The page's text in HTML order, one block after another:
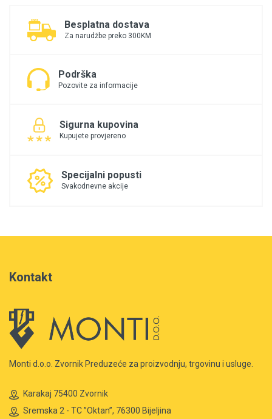
Besplatna dostava
Za narudžbe preko 300KM
Podrška
Pozovite za informacije
Sigurna kupovina
Kupujete provjereno
Specijalni popusti
Svakodnevne akcije
Kontakt
Monti d.o.o. Zvornik Preduzeće za proizvodnju, trgovinu i usluge.
Karakaj 75400 Zvornik
Sremska 2 - TC ”Oktan”, 76300 Bijeljina